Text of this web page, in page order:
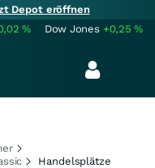
Depot eröffnen
% Dow Jones +0,25%
Handelsplätze